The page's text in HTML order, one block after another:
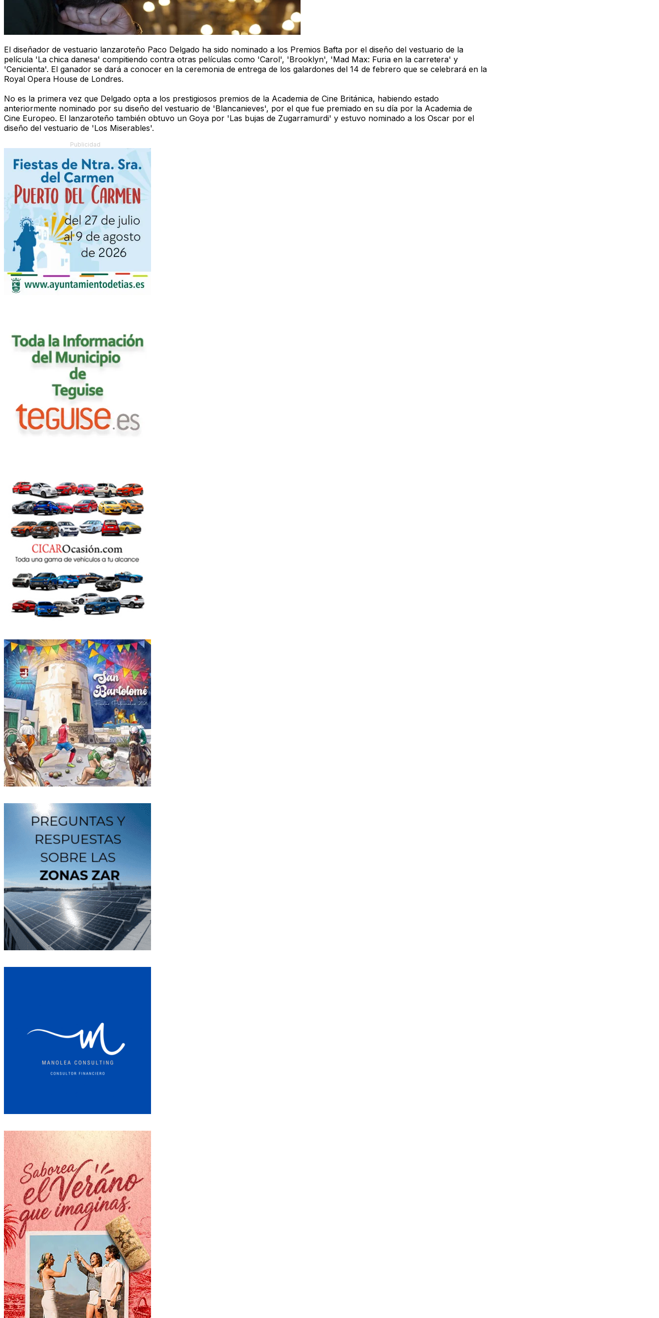
El diseñador de vestuario lanzaroteño Paco Delgado ha sido nominado a los Premios Bafta por el diseño del vestuario de la
película 'La chica danesa' compitiendo contra otras películas como 'Carol', 'Brooklyn', 'Mad Max: Furia en la carretera' y
'Cenicienta'. El ganador se dará a conocer en la ceremonia de entrega de los galardones del 14 de febrero que se celebrará en la
Royal Opera House de Londres.
No es la primera vez que Delgado opta a los prestigiosos premios de la Academia de Cine Británica, habiendo estado
anteriormente nominado por su diseño del vestuario de 'Blancanieves', por el que fue premiado en su día por la Academia de
Cine Europeo. El lanzaroteño también obtuvo un Goya por 'Las bujas de Zugarramurdi' y estuvo nominado a los Oscar por el
diseño del vestuario de 'Los Miserables'.
Publicidad